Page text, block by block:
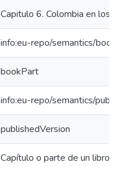
Capitulo 6. Colombia en los
info:eu-repo/semantics/
bookPart
info:eu-repo/semantics/
publishedVersion
Capítulo o parte de un libro